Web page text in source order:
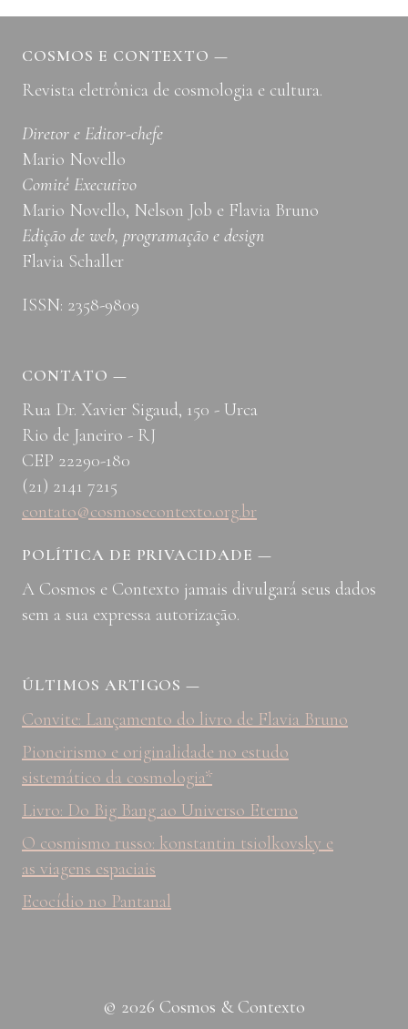
COSMOS E CONTEXTO—
Revista eletrônica de cosmologia e cultura.
Diretor e Editor-chefe
Mario Novello
Comitê Executivo
Mario Novello, Nelson Job e Flavia Bruno
Edição de web, programação e design
Flavia Schaller
ISSN: 2358-9809
CONTATO —
Rua Dr. Xavier Sigaud, 150 - Urca
Rio de Janeiro - RJ
CEP 22290-180
(21) 2141 7215
contato@cosmosecontexto.org.br
POLÍTICA DE PRIVACIDADE—
A Cosmos e Contexto jamais divulgará seus dados
sem a sua expressa autorização.
ÚLTIMOS ARTIGOS—
Convite: Lançamento do livro de Flavia Bruno
Pioneirismo e originalidade no estudo
sistemático da cosmologia*
Livro: Do Big Bang ao Universo Eterno
O cosmismo russo: konstantin tsiolkovsky e
as viagens espaciais
Ecocídio no Pantanal
© 2026 Cosmos & Contexto